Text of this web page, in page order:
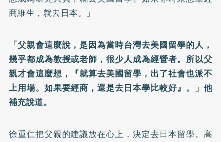
商維生，就去日本。」
「父親會這麼說，是因為當時台灣去美國留學的人，
幾乎都成為教授或老師，很少人成為經營者。所以父
親才會這麼想，『就算去美國留學，出了社會也派不
上用場。如果要經商，還是去日本學比較好』。」他
補充說道。
徐重仁把父親的建議放在心上，決定去日本留學。高